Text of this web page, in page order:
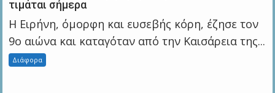
τιμάται σήμερα
Η Ειρήνη, όμορφη και ευσεβής κόρη, έζησε τον
9ο αιώνα και καταγόταν από την Καισάρεια της...
Διάφορα